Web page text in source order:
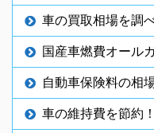
車の買取相場を調
国産車燃費オール
自動車保険料の相
車の維持費を節約！